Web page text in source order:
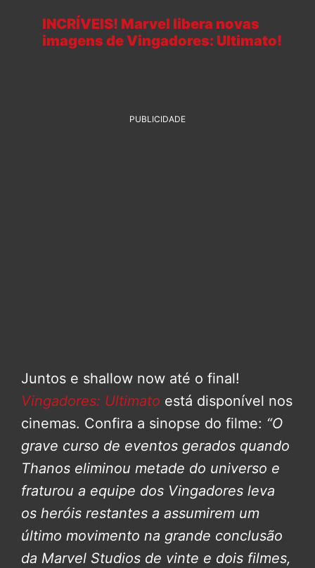
INCRÍVEIS! Marvel libera novas
imagens de Vingadores: Ultimato!
PUBLICIDADE
Juntos e shallow now até o final!
Vingadores: Ultimato está disponível nos
cinemas. Confira a sinopse do filme: “O
grave curso de eventos gerados quando
Thanos eliminou metade do universo e
fraturou a equipe dos Vingadores leva
os heróis restantes a assumirem um
último movimento na grande conclusão
da Marvel Studios de vinte e dois filmes,